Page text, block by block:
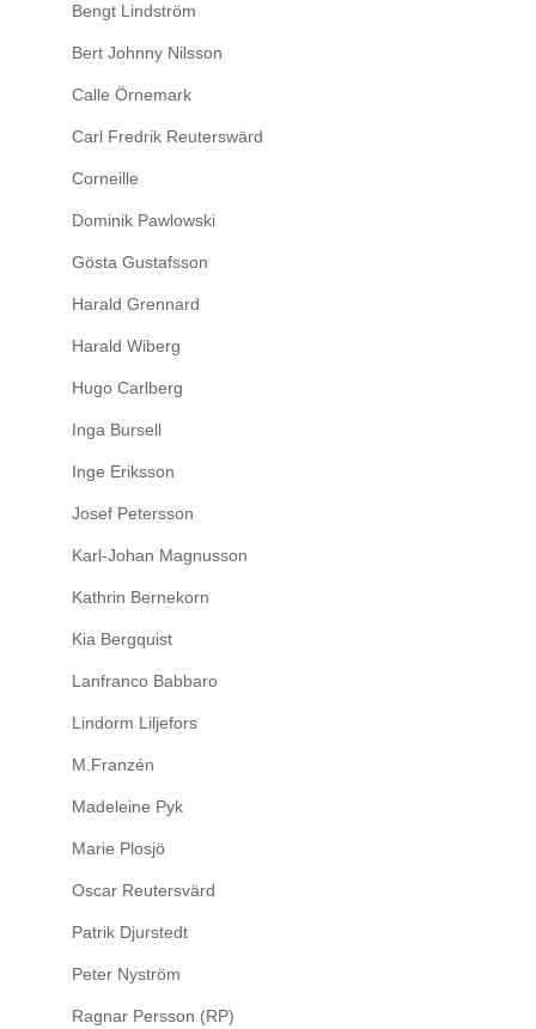
Bengt Lindström
Bert Johnny Nilsson
Calle Örnemark
Carl Fredrik Reuterswärd
Corneille
Dominik Pawlowski
Gösta Gustafsson
Harald Grennard
Harald Wiberg
Hugo Carlberg
Inga Bursell
Inge Eriksson
Josef Petersson
Karl-Johan Magnusson
Kathrin Bernekorn
Kia Bergquist
Lanfranco Babbaro
Lindorm Liljefors
M.Franzén
Madeleine Pyk
Marie Plosjö
Oscar Reutersvärd
Patrik Djurstedt
Peter Nyström
Ragnar Persson (RP)